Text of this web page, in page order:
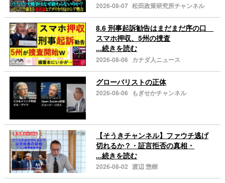
2026-08-07 松田政策研究所チャンネル
8.6 刑事起訴勧告はまだまだ序の口
スマホ押収、5州の捜査
...続きを読む
2026-08-06 カナダ人ニュース
グローバリストの正体
2026-08-06 もぎせかチャンネル
【そうきチャンネル】ファウチ逃げ
切れるか？・証言拒否の真相・
...続きを読む
2026-08-02 渡辺 惣樹